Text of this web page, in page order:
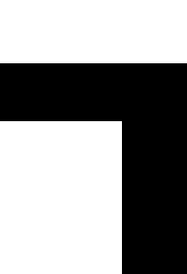
المحتوى